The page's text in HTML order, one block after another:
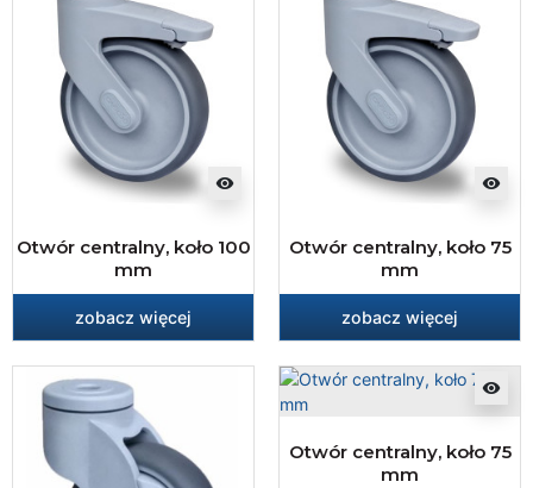
visibility
Otwór centralny, koło 100
mm
zobacz więcej
visibility
Otwór centralny, koło 75
mm
zobacz więcej
visibility
Otwór centralny, koło 75
mm